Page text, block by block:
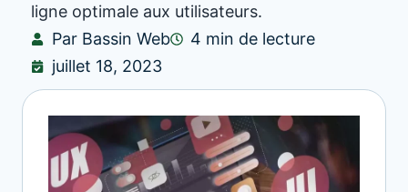
ligne optimale aux utilisateurs.
Par Bassin Web
4 min de lecture
juillet 18, 2023